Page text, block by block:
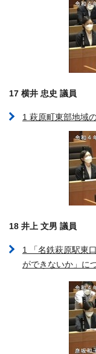
17 横井 忠史 議員
1 萩原町東部地域
18 井上 文男 議員
1 「名鉄萩原駅東
ができないか」に